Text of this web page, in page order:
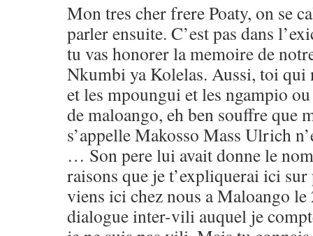
Mon tres cher frere Poaty, on se
parler ensuite. C’est pas dans
tu vas honorer la memoire de
Nkumbi ya Kolelas. Aussi, toi qui
et les mpoungui et les ngampio
de maloango, eh ben souffre que
s’appelle Makosso Mass Ulrich
… Son pere lui avait donne le
raisons que je t’expliquerai ici sur
viens ici chez nous a Maloango
dialogue inter-vili auquel je